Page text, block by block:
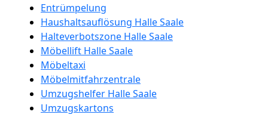
Entrümpelung
Haushaltsauflösung Halle Saale
Halteverbotszone Halle Saale
Möbellift Halle Saale
Möbeltaxi
Möbelmitfahrzentrale
Umzugshelfer Halle Saale
Umzugskartons